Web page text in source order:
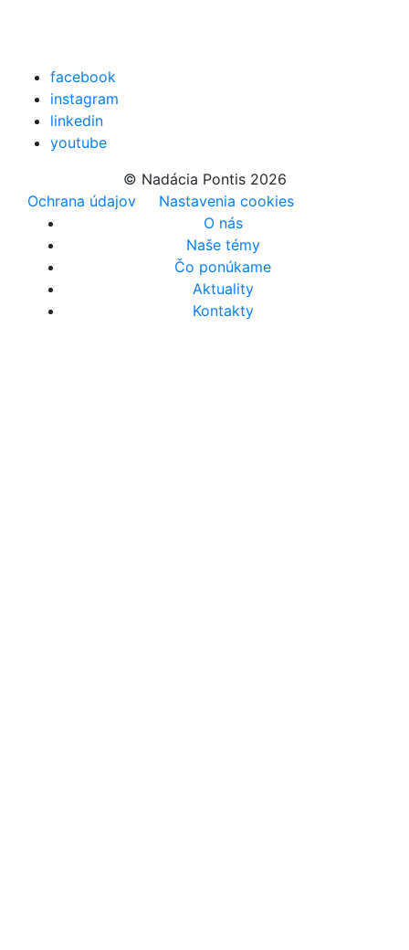
facebook
instagram
linkedin
youtube
© Nadácia Pontis 2026
Ochrana údajov
Nastavenia cookies
O nás
Naše témy
Čo ponúkame
Aktuality
Kontakty